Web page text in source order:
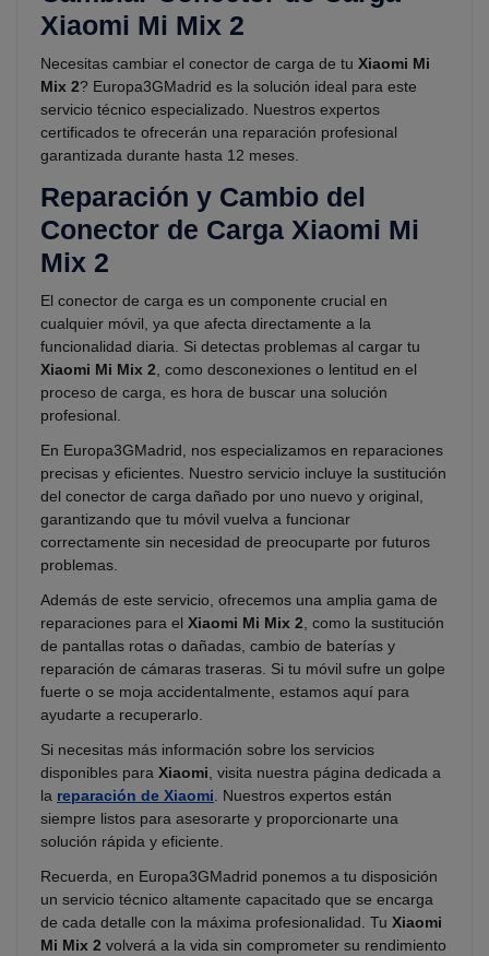
Xiaomi Mi Mix 2
Necesitas cambiar el conector de carga de tu Xiaomi Mi
Mix 2? Europa3GMadrid es la solución ideal para este
servicio técnico especializado. Nuestros expertos
certificados te ofrecerán una reparación profesional
garantizada durante hasta 12 meses.
Reparación y Cambio del
Conector de Carga Xiaomi Mi
Mix 2
El conector de carga es un componente crucial en
cualquier móvil, ya que afecta directamente a la
funcionalidad diaria. Si detectas problemas al cargar tu
Xiaomi Mi Mix 2 , como desconexiones o lentitud en el
proceso de carga, es hora de buscar una solución
profesional.
En Europa3GMadrid, nos especializamos en reparaciones
precisas y eficientes. Nuestro servicio incluye la sustitución
del conector de carga dañado por uno nuevo y original,
garantizando que tu móvil vuelva a funcionar
correctamente sin necesidad de preocuparte por futuros
problemas.
Además de este servicio, ofrecemos una amplia gama de
reparaciones para el Xiaomi Mi Mix 2 , como la sustitución
de pantallas rotas o dañadas, cambio de baterías y
reparación de cámaras traseras. Si tu móvil sufre un golpe
fuerte o se moja accidentalmente, estamos aquí para
ayudarte a recuperarlo.
Si necesitas más información sobre los servicios
disponibles para Xiaomi , visita nuestra página dedicada a
la reparación de Xiaomi . Nuestros expertos están
siempre listos para asesorarte y proporcionarte una
solución rápida y eficiente.
Recuerda, en Europa3GMadrid ponemos a tu disposición
un servicio técnico altamente capacitado que se encarga
de cada detalle con la máxima profesionalidad. Tu Xiaomi
Mi Mix 2 volverá a la vida sin comprometer su rendimiento